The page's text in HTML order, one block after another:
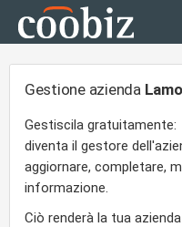
Gestione azienda
Gestiscila gratuitamente:
diventa il gestore
aggiornare, completare,
informazione.
Ciò renderà la tua